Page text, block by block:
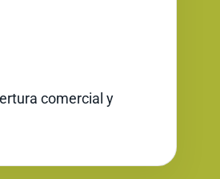
comercial y